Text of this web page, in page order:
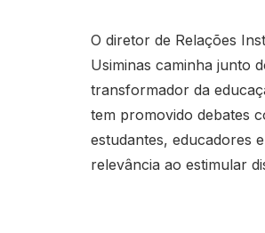
O diretor de Relações
Usiminas caminha junto
transformador da
tem promovido debates
estudantes, educadores
relevância ao estimular